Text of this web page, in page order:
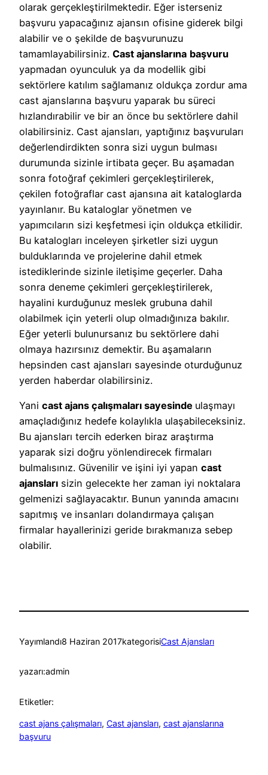
olarak gerçekleştirilmektedir. Eğer isterseniz
başvuru yapacağınız ajansın ofisine giderek bilgi
alabilir ve o şekilde de başvurunuzu
tamamlayabilirsiniz. Cast ajanslarına başvuru
yapmadan oyunculuk ya da modellik gibi
sektörlere katılım sağlamanız oldukça zordur ama
cast ajanslarına başvuru yaparak bu süreci
hızlandırabilir ve bir an önce bu sektörlere dahil
olabilirsiniz. Cast ajansları, yaptığınız başvuruları
değerlendirdikten sonra sizi uygun bulması
durumunda sizinle irtibata geçer. Bu aşamadan
sonra fotoğraf çekimleri gerçekleştirilerek,
çekilen fotoğraflar cast ajansına ait kataloglarda
yayınlanır. Bu kataloglar yönetmen ve
yapımcıların sizi keşfetmesi için oldukça etkilidir.
Bu katalogları inceleyen şirketler sizi uygun
bulduklarında ve projelerine dahil etmek
istediklerinde sizinle iletişime geçerler. Daha
sonra deneme çekimleri gerçekleştirilerek,
hayalini kurduğunuz meslek grubuna dahil
olabilmek için yeterli olup olmadığınıza bakılır.
Eğer yeterli bulunursanız bu sektörlere dahi
olmaya hazırsınız demektir. Bu aşamaların
hepsinden cast ajansları sayesinde oturduğunuz
yerden haberdar olabilirsiniz.
Yani cast ajans çalışmaları sayesinde ulaşmayı
amaçladığınız hedefe kolaylıkla ulaşabileceksiniz.
Bu ajansları tercih ederken biraz araştırma
yaparak sizi doğru yönlendirecek firmaları
bulmalısınız. Güvenilir ve işini iyi yapan cast
ajansları sizin gelecekte her zaman iyi noktalara
gelmenizi sağlayacaktır. Bunun yanında amacını
sapıtmış ve insanları dolandırmaya çalışan
firmalar hayallerinizi geride bırakmanıza sebep
olabilir.
Yayımlandı8 Haziran 2017kategorisiCast Ajansları
yazarı:admin
Etiketler:
cast ajans çalışmaları, Cast ajansları, cast ajanslarına
başvuru